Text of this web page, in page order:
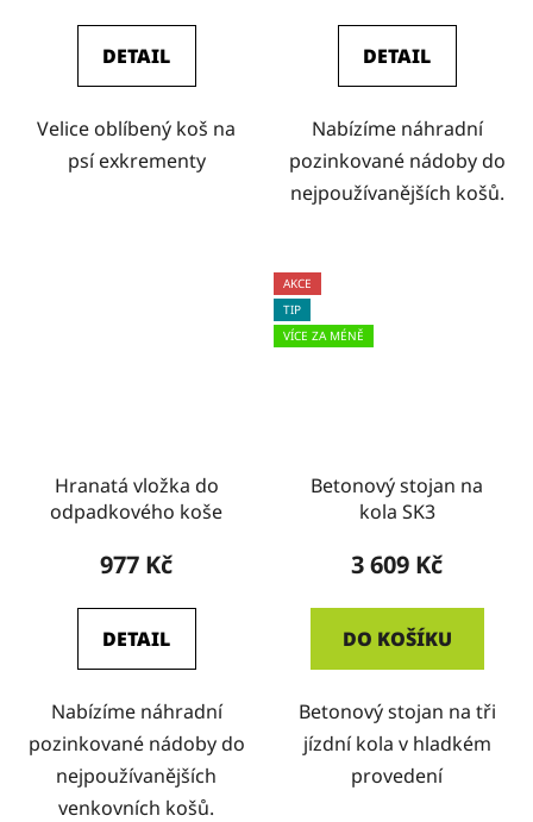
DETAIL
Velice oblíbený koš na
psí exkrementy
DETAIL
Nabízíme náhradní
pozinkované nádoby do
nejpoužívanějších košů.
Hranatá vložka do
odpadkového koše
977 Kč
DETAIL
Nabízíme náhradní
pozinkované nádoby do
nejpoužívanějších
venkovních košů.
AKCE
TIP
VÍCE ZA MÉNĚ
Betonový stojan na
kola SK3
3 609 Kč
DO KOŠÍKU
Betonový stojan na tři
jízdní kola v hladkém
provedení